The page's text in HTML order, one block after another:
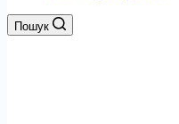
Пошук